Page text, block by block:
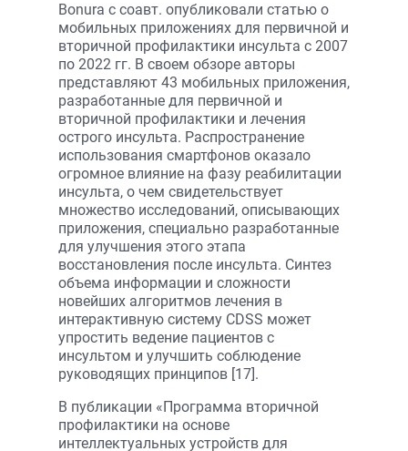
Bonura с соавт. опубликовали статью о
мобильных приложениях для первичной и
вторичной профилактики инсульта с 2007
по 2022 гг. В своем обзоре авторы
представляют 43 мобильных приложения,
разработанные для первичной и
вторичной профилактики и лечения
острого инсульта. Распространение
использования смартфонов оказало
огромное влияние на фазу реабилитации
инсульта, о чем свидетельствует
множество исследований, описывающих
приложения, специально разработанные
для улучшения этого этапа
восстановления после инсульта. Синтез
объема информации и сложности
новейших алгоритмов лечения в
интерактивную систему CDSS может
упростить ведение пациентов с
инсультом и улучшить соблюдение
руководящих принципов [17].
В публикации «Программа вторичной
профилактики на основе
интеллектуальных устройств для